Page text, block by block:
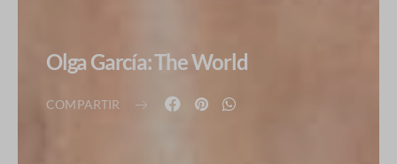
Olga García: The World
COMPARTIR